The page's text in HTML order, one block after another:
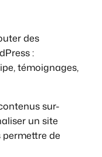
des
:
témoignages,
sur-
un site
permettre de